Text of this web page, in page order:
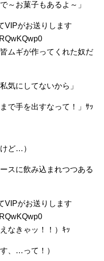
～お菓子もあるよ～」
VIPがお送りします
ムギが作ってくれた奴だ
気にしてないから」
で手を出すなって！」ｻｯ
ど…）
スに飲み込まれつつある
VIPがお送りします
なきゃッ！！）ｷｯ
、…って！）